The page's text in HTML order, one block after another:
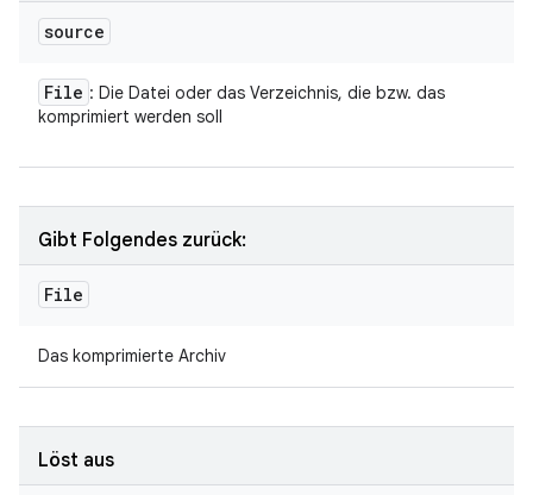
source
File : Die Datei oder das Verzeichnis, die bzw. das
komprimiert werden soll
Gibt Folgendes zurück:
File
Das komprimierte Archiv
Löst aus